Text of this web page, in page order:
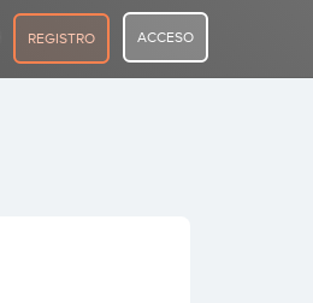
REGISTRO ACCESO